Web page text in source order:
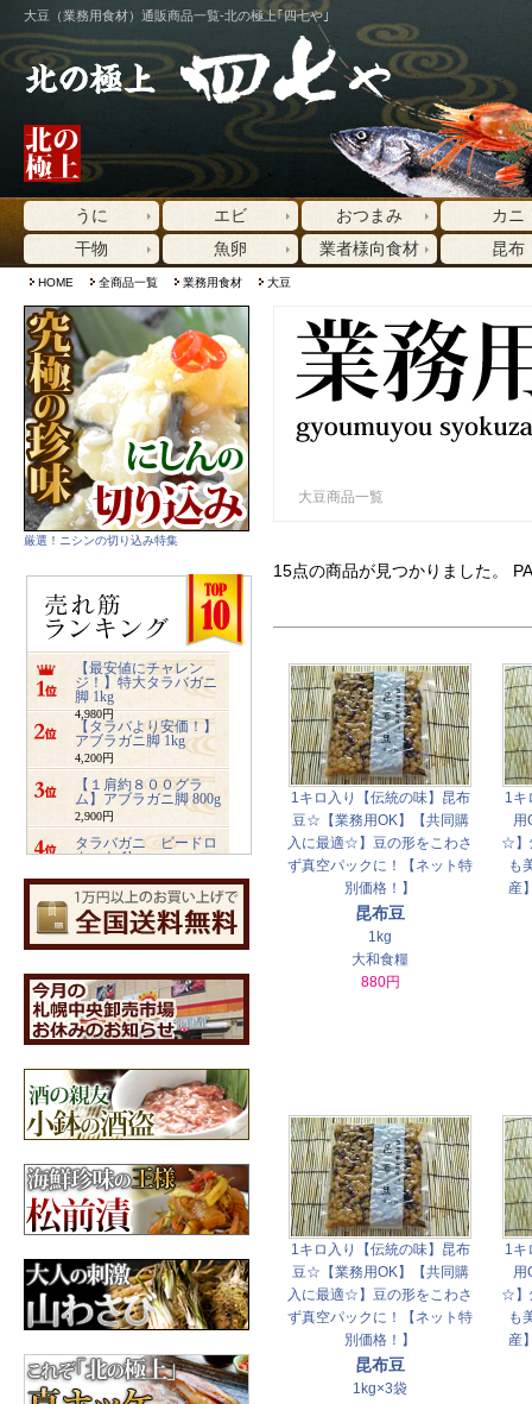
大豆（業務用食材）通販商品一覧-北の極上｢四七や｣
うに エビ おつまみ
カニ
干物
魚卵 業者様向食材 昆布
HOME 全商品一覧 業務用食材 大豆
大豆商品一覧
15点の商品が見つかりました。
1キロ入り【伝統の味】昆布
豆☆【業務用OK】【共同購
入に最適☆】豆の形をこわさ
ず真空パックに！【ネット特
別価格！】
昆布豆
1kg
大和食糧
880円
1キ
用
☆】
も
産
1キロ入り【伝統の味】昆布
豆☆【業務用OK】【共同購
入に最適☆】豆の形をこわさ
ず真空パックに！【ネット特
別価格！】
昆布豆
1kg×3袋
1キ
用
☆】
も
産
厳選！ニシンの切り込み特集
【最安値にチャレン
ジ！】特大タラバガニ
脚 1kg
4,980円
【タラバより安価！】
アブラガニ脚 1kg
4,200円
【１肩約８００グラ
ム】アブラガニ脚 800g
2,900円
タラバガニ ビードロ
カット 1kg
ズワイガニ ビードロ
カット 1kg
3,400円
り】みちのく松前
4,800円
【特大2キロ入り】業務
用ホッキ貝サラダ
4,900円
【数の子だらけ☆】み
ちのく松前
3,600円
昆布
【カニが安いゾ
ッ！！】毛ガニ 660g前
後×2尾
6,960円